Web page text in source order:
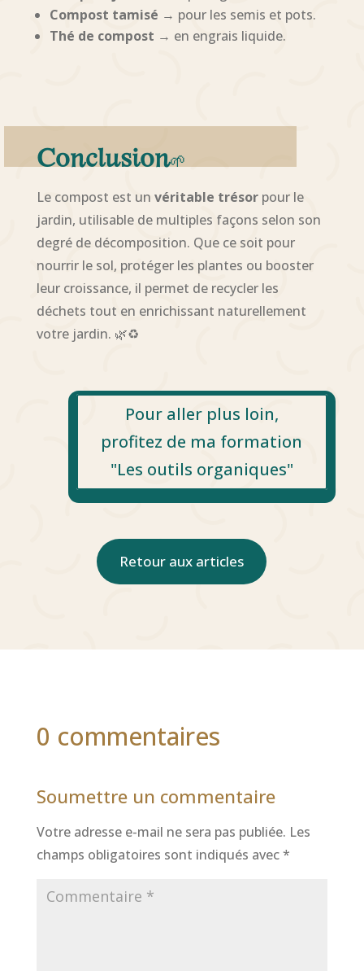
Compost tamisé → pour les semis et pots.
Thé de compost → en engrais liquide.
Conclusion🌱
Le compost est un véritable trésorpour le
jardin, utilisable de multiples façons selon son
degré de décomposition. Que ce soit pour
nourrir le sol, protéger les plantes ou booster
leur croissance, il permet de recycler les
déchets tout en enrichissant naturellement
votre jardin. 🌿♻️
Pour aller plus loin,
profitez de ma formation
"Les outils organiques"
Retour aux articles
0 commentaires
Soumettre un commentaire
Votre adresse e-mail ne sera pas publiée. Les
champs obligatoires sont indiqués avec*